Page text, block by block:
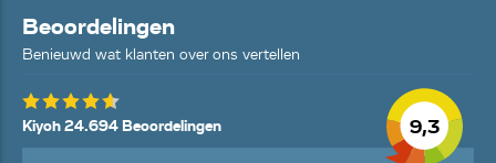
Beoordelingen
Benieuwd wat klanten over ons vertellen
9,3
Kiyoh 24.694 Beoordelingen